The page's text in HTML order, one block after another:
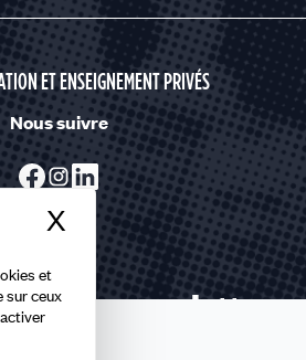
et
sur ceux
X Masquer le
ET ENSEIGNEMENT PRIVÉS
Nous suivre
à la newsletter